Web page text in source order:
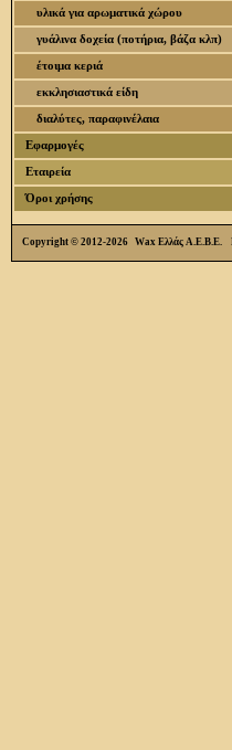
υλικά για αρωματικά χώρου
γυάλινα δοχεία (ποτήρια, βάζα κλπ)
έτοιμα κεριά
εκκλησιαστικά είδη
διαλύτες, παραφινέλαια
Εφαρμογές
Εταιρεία
Όροι χρήσης
Copyright © 2012-2026 Wax Ελλάς Α.Ε.Β.Ε.